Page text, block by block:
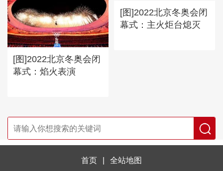
[图]2022北京冬奥会闭
幕式：焰火表演
[图]2022北京冬奥会闭
幕式：主火炬台熄灭
首页 全站地图